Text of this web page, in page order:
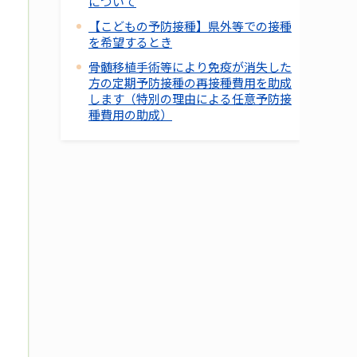
【こどもの予防接種】県外等での接種
を希望するとき
骨髄移植手術等により免疫が消失した
方の定期予防接種の再接種費用を助成
します（特別の理由による任意予防接
種費用の助成）